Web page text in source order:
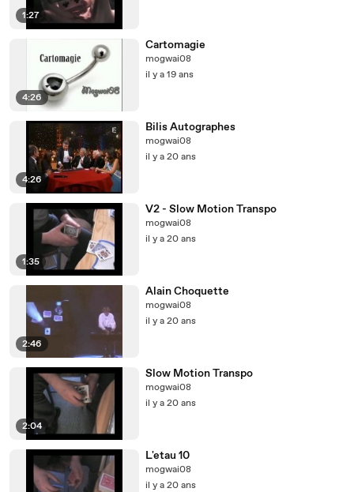
1:27
4:26
Cartomagie
mogwai08
il y a 19 ans
4:26
Bilis Autographes
mogwai08
il y a 20 ans
1:35
V2 - Slow Motion Transpo
mogwai08
il y a 20 ans
2:46
Alain Choquette
mogwai08
il y a 20 ans
2:04
Slow Motion Transpo
mogwai08
il y a 20 ans
L'etau 10
mogwai08
il y a 20 ans